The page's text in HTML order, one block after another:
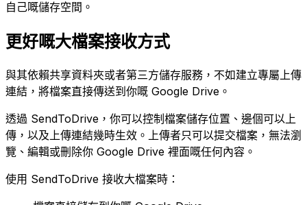
自己嘅儲存空間。
更好嘅大檔案接收方式
與其依賴共享資料夾或者第三方儲存服務，不如建立專屬上傳
連結，將檔案直接傳送到你嘅 Google Drive。
透過 SendToDrive，你可以控制檔案儲存位置、邊個可以上
傳，以及上傳連結幾時生效。上傳者只可以提交檔案，無法瀏
覽、編輯或刪除你 Google Drive 裡面嘅任何內容。
使用 SendToDrive 接收大檔案時：